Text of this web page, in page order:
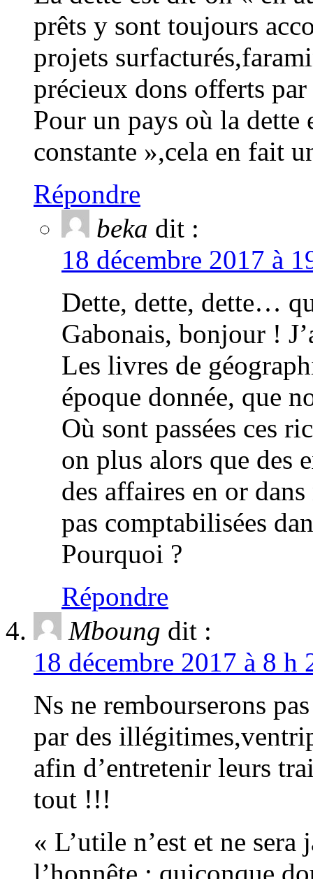
prêts y sont toujours
projets
précieux dons offerts
Pour un pays où la dette
constante »,cela en fait
Répondre
beka dit :
18 décembre 2017 à
Dette, dette, dette…
Gabonais, bonjour !
Les livres de
époque donnée, que
Où sont passées ces
on plus alors que des
des affaires en or
pas comptabilisées
Pourquoi ?
Répondre
Mboung dit :
18 décembre 2017 à 8
Ns ne rembourserons
par des
afin d’entretenir leurs
tout !!!
« L’utile n’est et ne